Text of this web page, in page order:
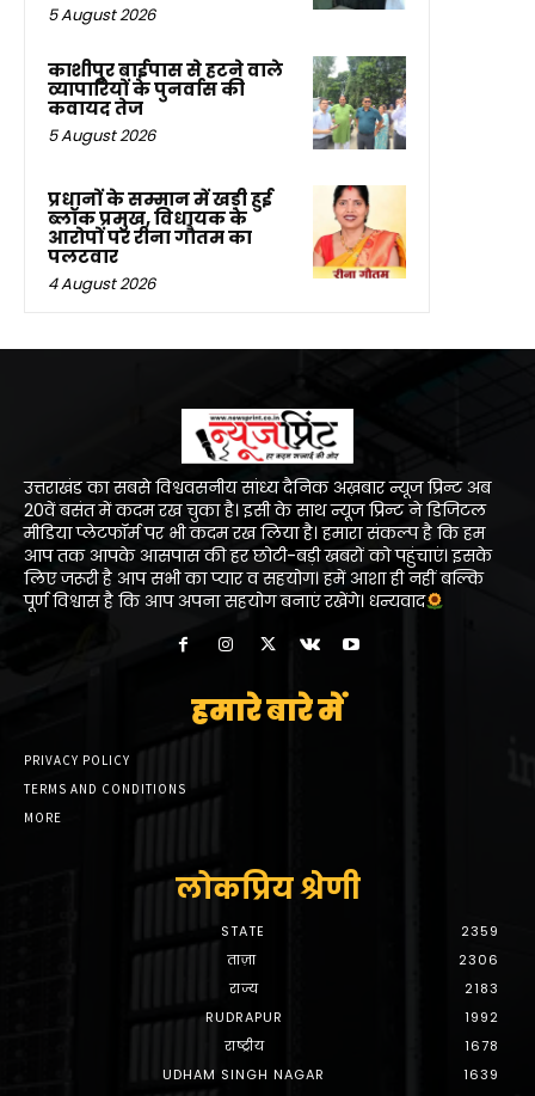
5 August 2026
काशीपुर बाईपास से हटने वाले
व्यापारियों के पुनर्वास की
कवायद तेज
5 August 2026
प्रधानों के सम्मान में खड़ी हुई
ब्लॉक प्रमुख, विधायक के
आरोपों पर रीना गौतम का
पलटवार
4 August 2026
उत्तराखंड का सबसे विश्ववसनीय सांध्य दैनिक अख़बार न्यूज प्रिन्ट अब
20वें बसंत में कदम रख चुका है। इसी के साथ न्यूज प्रिन्ट ने डिजिटल
मीडिया प्लेटफॉर्म पर भी कदम रख लिया है। हमारा संकल्प है कि हम
आप तक आपके आसपास की हर छोटी-बड़ी खबरों को पहुंचाएं। इसके
लिए जरूरी है आप सभी का प्यार व सहयोग। हमें आशा ही नहीं बल्कि
पूर्ण विश्वास है कि आप अपना सहयोग बनाएं रखेंगे। धन्यवाद
हमारे बारे में
PRIVACY POLICY
TERMS AND CONDITIONS
MORE
लोकप्रिय श्रेणी
STATE
2359
ताज़ा
2306
राज्य
2183
RUDRAPUR
1992
राष्ट्रीय
1678
UDHAM SINGH NAGAR
1639